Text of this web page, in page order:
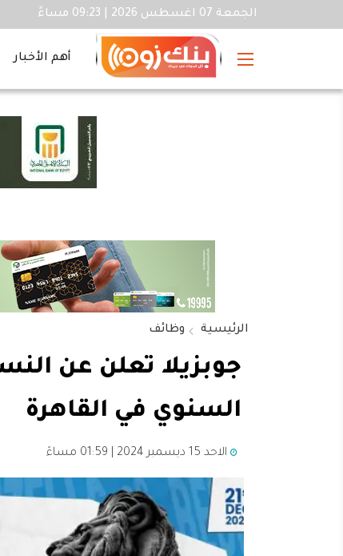
الجمعة 07 اغسطس 2026 | 09:23 مساءً
أهم الأخبار
الرئيسية وظائف
جوبزيلا تعلن عن
السنوي في القاهرة
الاحد 15 ديسمبر 2024 | 01:59 مساءً